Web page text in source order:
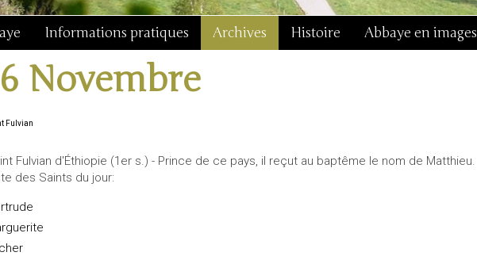
Informations pratiques Archives Histoire Abbaye en images
Novembre
Fulvian
Fulvian d'Éthiopie (1er s.) - Prince de ce pays, il reçut au baptême le nom de Matthieu.
des Saints du jour: